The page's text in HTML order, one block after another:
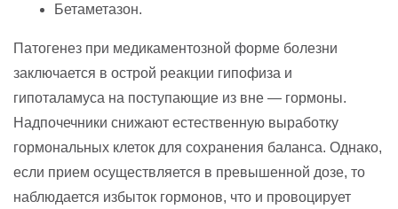
Бетаметазон.
Патогенез при медикаментозной форме болезни
заключается в острой реакции гипофиза и
гипоталамуса на поступающие из вне — гормоны.
Надпочечники снижают естественную выработку
гормональных клеток для сохранения баланса. Однако,
если прием осуществляется в превышенной дозе, то
наблюдается избыток гормонов, что и провоцирует